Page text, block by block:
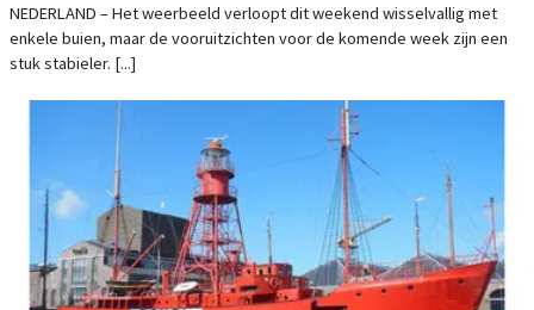
NEDERLAND – Het weerbeeld verloopt dit weekend wisselvallig met
enkele buien, maar de vooruitzichten voor de komende week zijn een
stuk stabieler. [...]